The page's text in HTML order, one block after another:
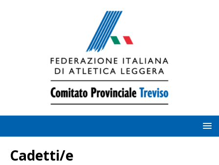
Cadetti/e